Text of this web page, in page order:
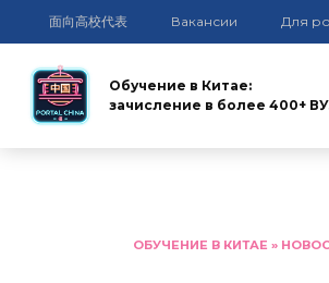
面向高校代表 Вакансии Для
Обучение в Китае:
зачисление в более 400+
ОБУЧЕНИЕ В КИТАЕ »